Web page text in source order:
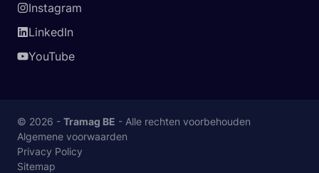
Instagram
LinkedIn
YouTube
© 2026 - Tramag BE - Alle rechten voorbehouden
Algemene voorwaarden
Privacy Policy
Sitemap